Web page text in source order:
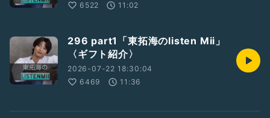
6522
11:02
296 part1「東拓海のlisten Mii」
〈ギフト紹介〉
2026-07-22 18:30:04
6469
11:36